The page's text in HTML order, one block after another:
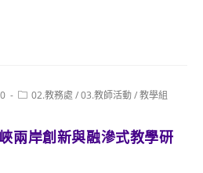
Post02.教務處 /03.教師活動/教學組
兩岸創新與融滲式教學研